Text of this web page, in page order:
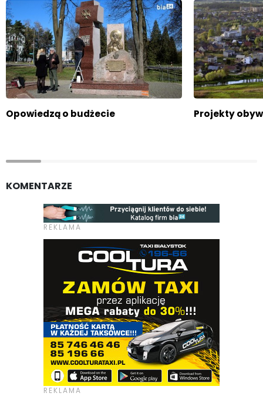
Opowiedzą o budżecie Projekty
KOMENTARZE